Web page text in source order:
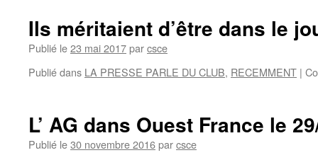
Ils méritaient d’être dans le
Publié le23 mai 2017parcsce
Publié dans LA PRESSE PARLE DU CLUB, RECEMMENT |
L’ AG dans Ouest France le
Publié le30 novembre 2016parcsce